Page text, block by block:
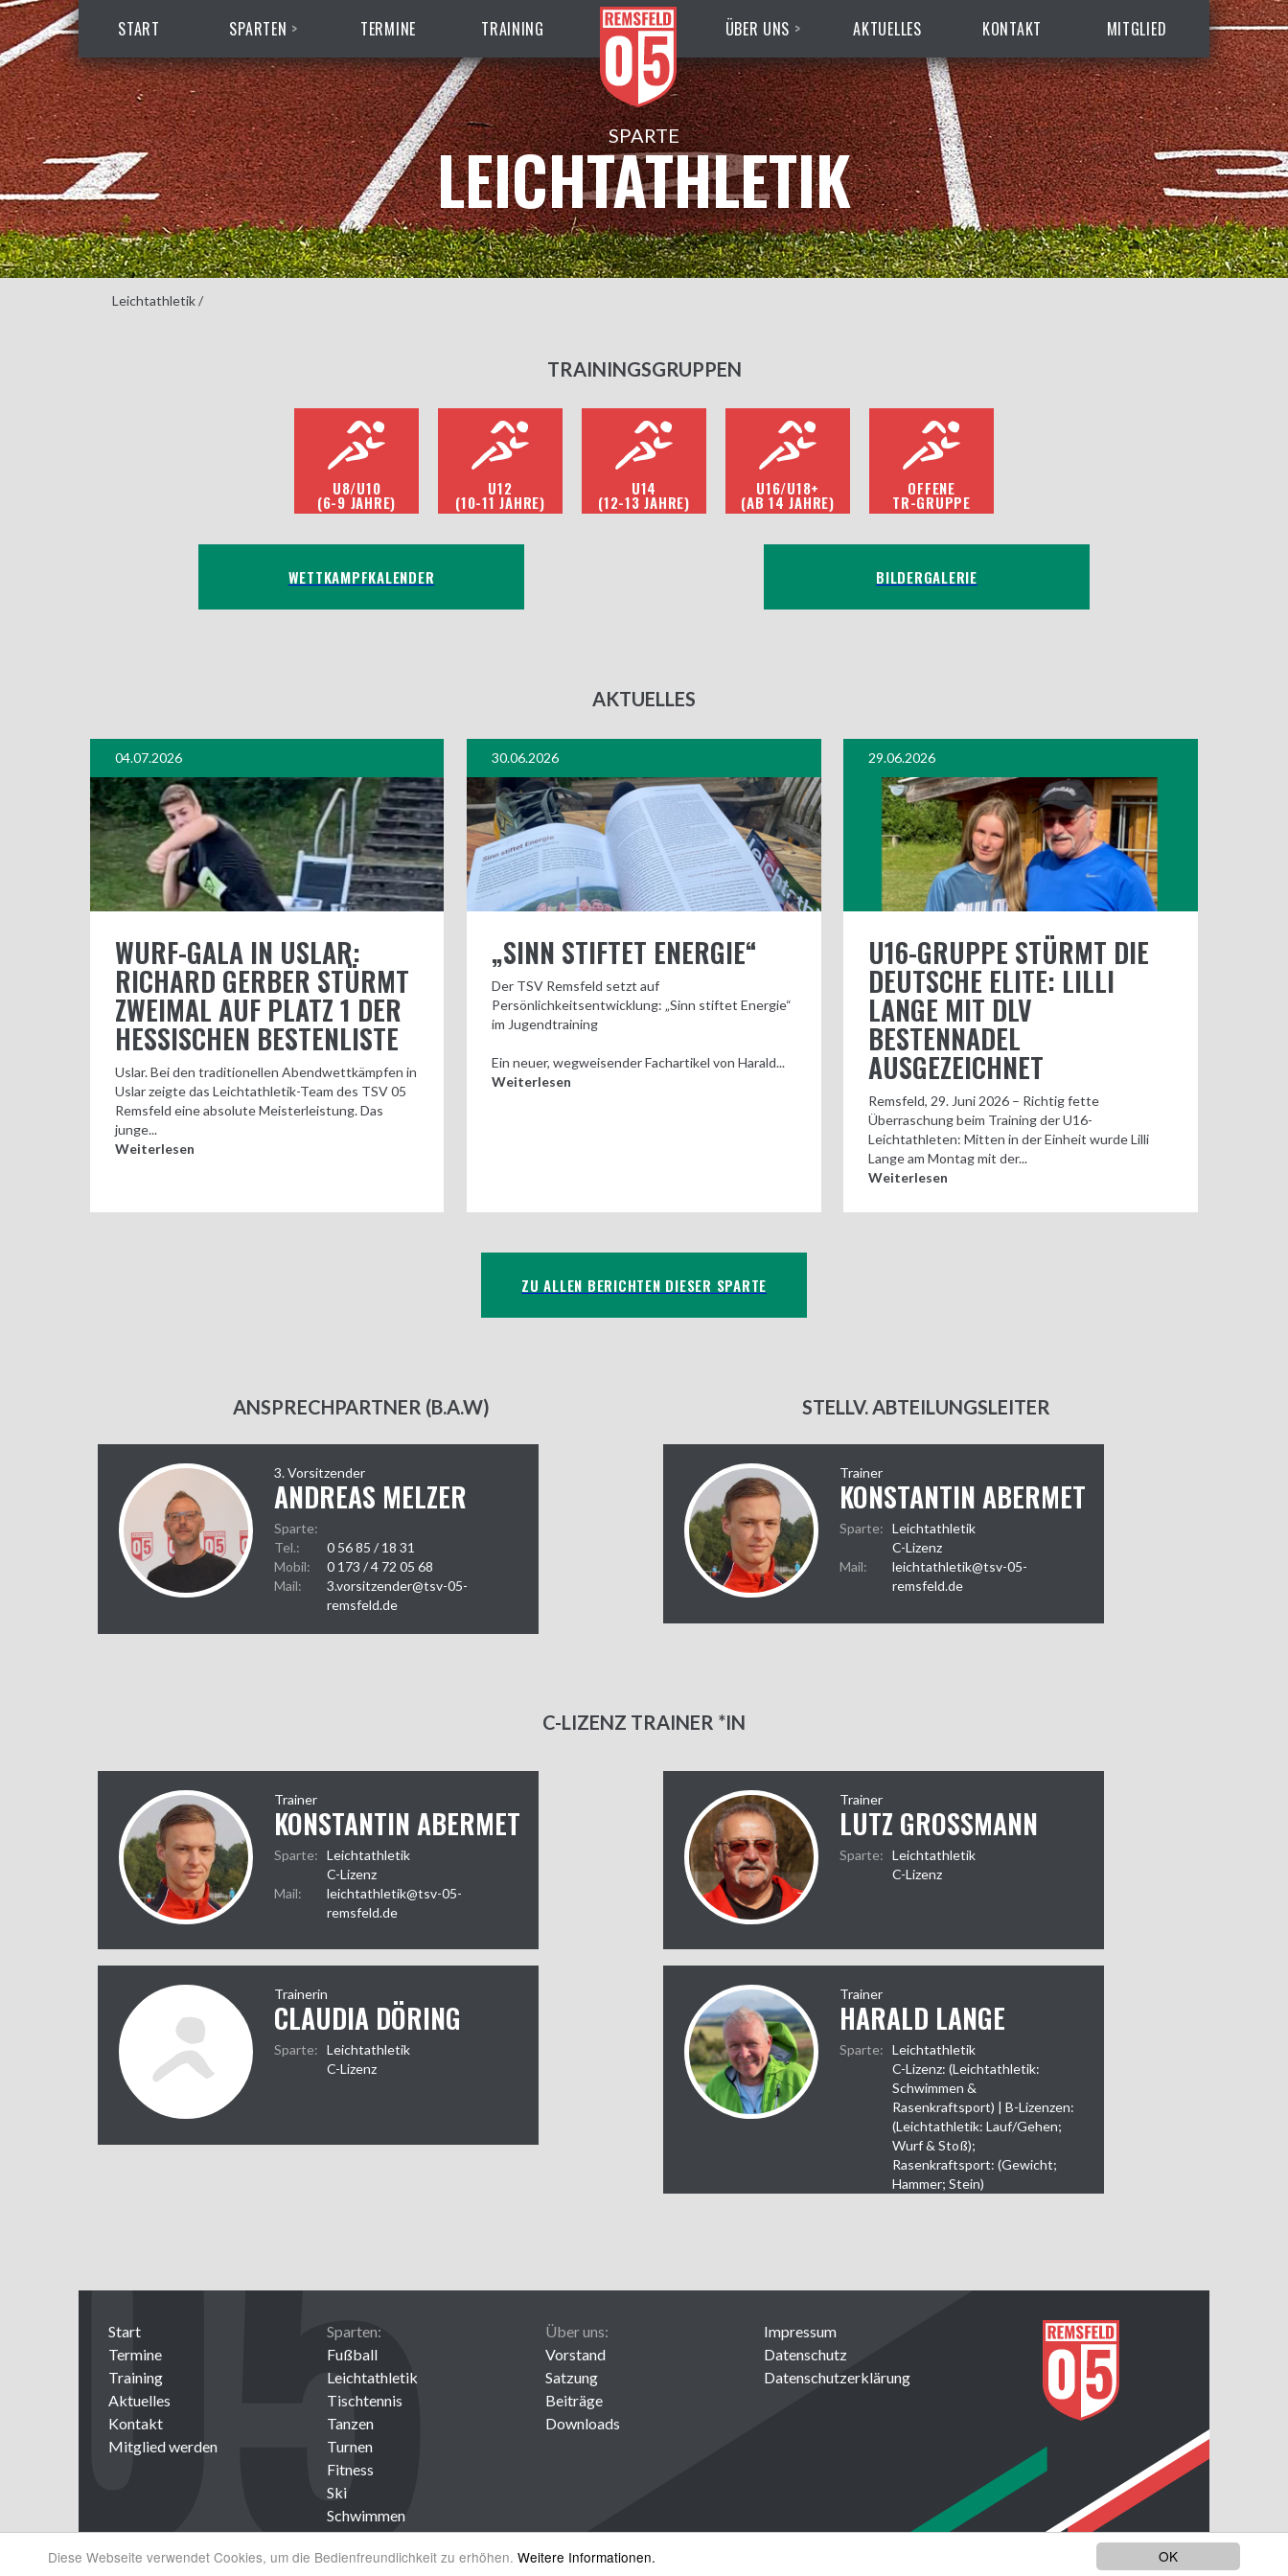
OK
Diese Webseite verwendet Cookies, um die Bedienfreundlichkeit zu erhöhen. Weitere Informationen.
START SPARTEN TERMINE TRAINING ÜBER UNS AKTUELLES KONTAKT MITGLIED
SPARTE
LEICHTATHLETIK
Leichtathletik/
TRAININGSGRUPPEN
U8/U10
(6-9 JAHRE)
U12
(10-11 JAHRE)
U14
(12-13 JAHRE)
U16/U18+
(AB 14 JAHRE)
OFFENE
TR-GRUPPE
WETTKAMPFKALENDER BILDERGALERIE
AKTUELLES
04.07.2026
WURF-GALA IN USLAR:
RICHARD GERBER STÜRMT
ZWEIMAL AUF PLATZ 1 DER
HESSISCHEN BESTENLISTE
Uslar. Bei den traditionellen Abendwettkämpfen in
Uslar zeigte das Leichtathletik-Team des TSV 05
Remsfeld eine absolute Meisterleistung. Das
junge...
Weiterlesen
30.06.2026
„SINN STIFTET ENERGIE“
Der TSV Remsfeld setzt auf
Persönlichkeitsentwicklung: „Sinn stiftet Energie“
im Jugendtraining
Ein neuer, wegweisender Fachartikel von Harald...
Weiterlesen
29.06.2026
U16-GRUPPE STÜRMT DIE
DEUTSCHE ELITE: LILLI
LANGE MIT DLV
BESTENNADEL
AUSGEZEICHNET
Remsfeld, 29. Juni 2026 – Richtig fette
Überraschung beim Training der U16-
Leichtathleten: Mitten in der Einheit wurde Lilli
Lange am Montag mit der...
Weiterlesen
ZU ALLEN BERICHTEN DIESER SPARTE
ANSPRECHPARTNER (B.A.W)
3. Vorsitzender
ANDREAS MELZER
Sparte:
Tel.:
0 56 85 / 18 31
Mobil:
0 173 / 4 72 05 68
Mail:
3.vorsitzender@tsv-05-
remsfeld.de
STELLV. ABTEILUNGSLEITER
Trainer
KONSTANTIN ABERMET
Sparte:
Leichtathletik
C-Lizenz
Mail:
leichtathletik@tsv-05-
remsfeld.de
C-LIZENZ TRAINER *IN
Trainer
KONSTANTIN ABERMET
Sparte:
Leichtathletik
C-Lizenz
Mail:
leichtathletik@tsv-05-
remsfeld.de
Trainerin
CLAUDIA DÖRING
Sparte:
Leichtathletik
C-Lizenz
Trainer
LUTZ GROSSMANN
Sparte:
Leichtathletik
C-Lizenz
Trainer
HARALD LANGE
Sparte:
Leichtathletik
C-Lizenz: (Leichtathletik:
Schwimmen &
Rasenkraftsport) | B-Lizenzen:
(Leichtathletik: Lauf/Gehen;
Wurf & Stoß);
Rasenkraftsport: (Gewicht;
Hammer; Stein)
Start
Termine
Training
Aktuelles
Kontakt
Mitglied werden
Sparten:
Fußball
Leichtathletik
Tischtennis
Tanzen
Turnen
Fitness
Ski
Schwimmen
Volleyball
Über uns:
Vorstand
Satzung
Beiträge
Downloads
Impressum
Datenschutz
Datenschutzerklärung